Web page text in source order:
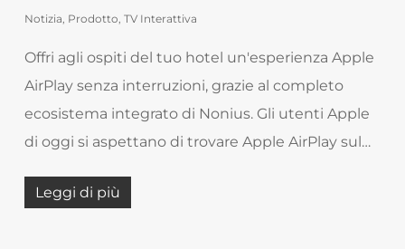
Notizia, Prodotto, TV Interattiva
Offri agli ospiti del tuo hotel un'esperienza Apple
AirPlay senza interruzioni, grazie al completo
ecosistema integrato di Nonius. Gli utenti Apple
di oggi si aspettano di trovare Apple AirPlay sul…
Leggi di più